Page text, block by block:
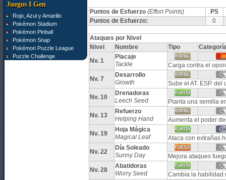
Juegos I Gen
Rojo, Azul y Amarillo
Pokémon Stadium
Pokémon Pinball
Pokémon Snap
Pokémon Puzzle League
Puzzle Challenge
Puntos de Esfuerzo (Effort Points)
PS
Puntos de Esfuerzo:
0
Ataques por Nivel
Nivel
Nombre Tipo
Nv. 1
Placaje
Tackle
Carga contra el
Nv. 7
Desarrollo
Growth
Sube el AT. ESP. del
Nv. 10
Drenadoras
Leech Seed
Planta una semilla
Nv. 13
Refuerzo
Helping Hand
Aumenta el poder
Nv. 19
Hoja Mágica
Magical Leaf
Ataca con extrañas
Nv. 22
Día Soleado
Sunny Day
Mejora ataques
Nv. 28
Abatidoras
Worry Seed
Cambia la habilidad